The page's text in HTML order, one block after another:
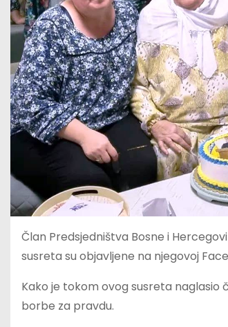
Član Predsjedništva Bosne i
susreta su objavljene na njegovoj
Kako je tokom ovog susreta naglasio
borbe za pravdu.